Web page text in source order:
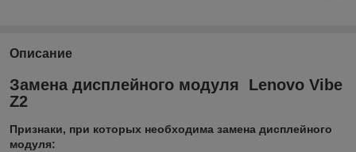
Описание
Замена дисплейного модуля Lenovo Vibe
Z2
Признаки, при которых необходима замена дисплейного
модуля: